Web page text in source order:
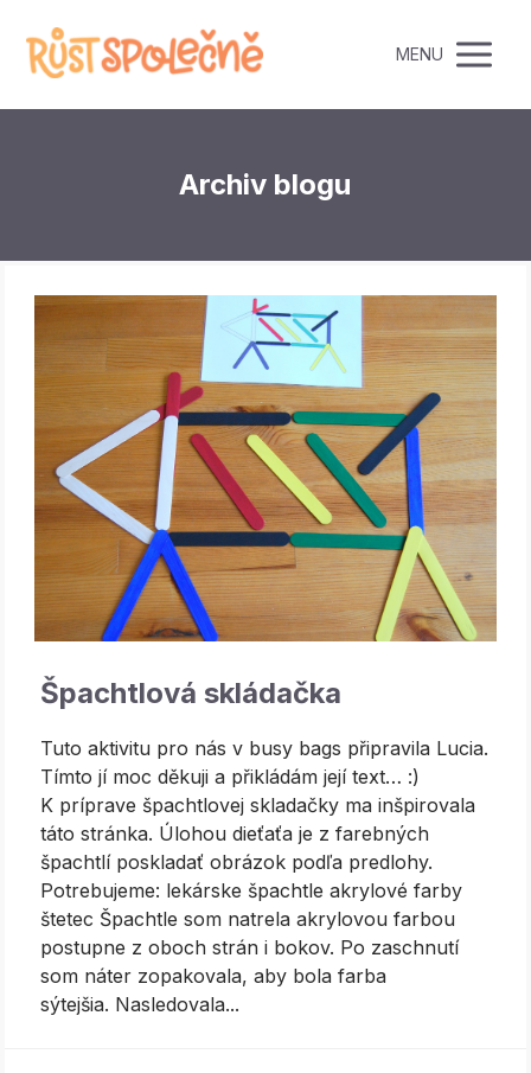
MENU
Archiv blogu
Špachtlová skládačka
Tuto aktivitu pro nás v busy bags připravila Lucia.
Tímto jí moc děkuji a přikládám její text… :)
K príprave špachtlovej skladačky ma inšpirovala
táto stránka. Úlohou dieťaťa je z farebných
špachtlí poskladať obrázok podľa predlohy.
Potrebujeme: lekárske špachtle akrylové farby
štetec Špachtle som natrela akrylovou farbou
postupne z oboch strán i bokov. Po zaschnutí
som náter zopakovala, aby bola farba
sýtejšia. Nasledovala...